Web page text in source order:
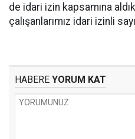
de idari izin kapsamına
çalışanlarımız idari izinli
HABERE YORUM KAT